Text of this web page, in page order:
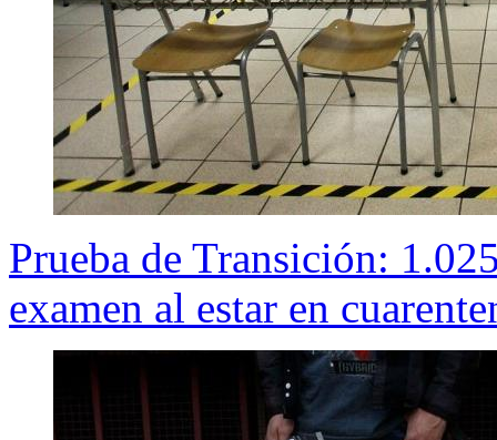
Prueba de Transición:
examen al estar en